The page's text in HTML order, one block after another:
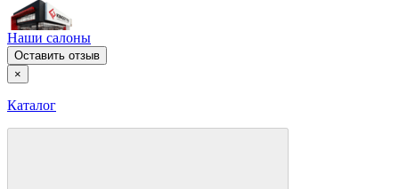
Наши салоны
Оставить отзыв
×
Каталог